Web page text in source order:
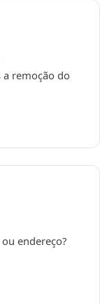
a remoção do
endereço?